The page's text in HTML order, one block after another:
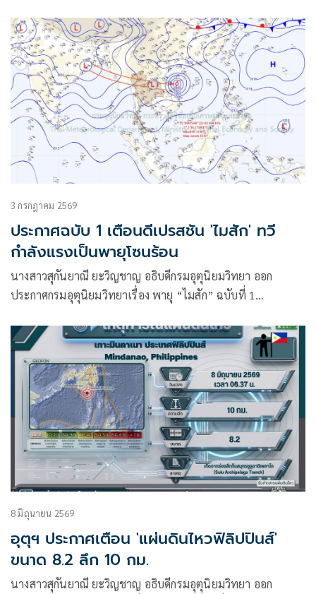
3 กรกฎาคม 2569
ประกาศฉบับ 1 เตือนดีเปรสชัน 'ไมสัก' ทวี
กำลังแรงเป็นพายุโซนร้อน
นางสาวสุกันยาณี ยะวิญชาญ อธิบดีกรมอุตุนิยมวิทยา ออก
ประกาศกรมอุตุนิยมวิทยาเรื่อง พายุ “ไมสัก” ฉบับที่ 1
8 มิถุนายน 2569
อุตุฯ ประกาศเตือน 'แผ่นดินไหวฟิลิปปินส์'
ขนาด 8.2 ลึก 10 กม.
นางสาวสุกันยาณี ยะวิญชาญ อธิบดีกรมอุตุนิยมวิทยา ออก